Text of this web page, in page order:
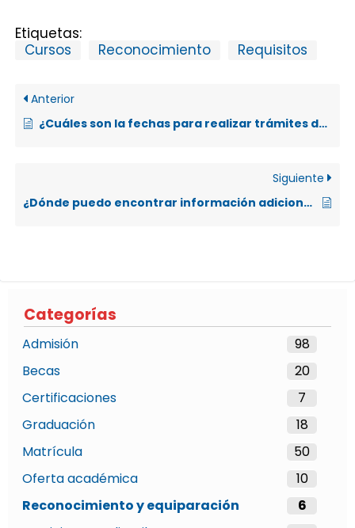
Categorías
Admisión
98
Becas
20
Certificaciones
7
Graduación
18
Matrícula
50
Oferta académica
10
Reconocimiento y equiparación
6
Etiquetas:
Cursos
Reconocimiento Requisitos
Anterior
¿Cuáles son la fechas para realizar trámites de reconocimiento de cursos?
Siguiente
¿Dónde puedo encontrar información adicional sobre temas de salud en la UNA?